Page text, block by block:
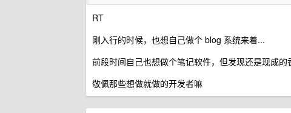
RT
刚入行的时候，也想自己做个 blog 系统来着...
前段时间自己也想做个笔记软件，但发现还是现成的
敬佩那些想做就做的开发者嘛